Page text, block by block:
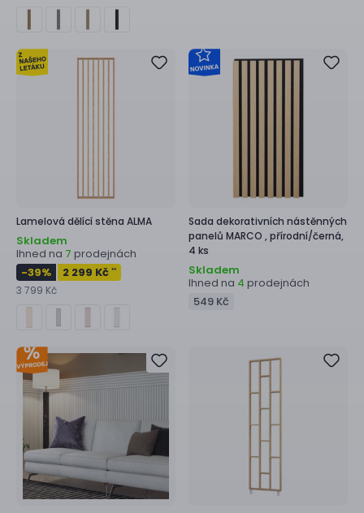
Lamelová dělící stěna ALMA
Skladem
Ihned na 7 prodejnách
-39% 2 299 Kč **
3 799 Kč
Sada dekorativních nástěnných
panelů MARCO ,přírodní/černá,
4 ks
Skladem
Ihned na 4 prodejnách
549 Kč